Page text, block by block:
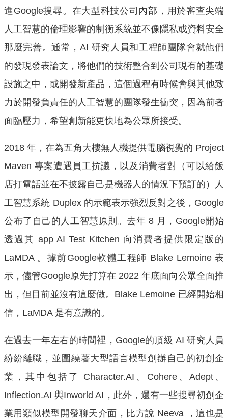
進Google搜尋。在大型科技公司內部，用於審查尖端
人工智慧的倫理影響的制衡系統並不像隱私或資料安全
那麼完善。通常，AI 研究人員和工程師團隊會就他們
的發現發表論文，將他們的技術整合到公司現有的基礎
設施之中，或開發新產品，這個過程有時候會與其他致
力於開發負責任的人工智慧的團隊發生衝突，因為前者
面臨壓力，希望創新能更快地為公眾所接受。
2018 年，在為五角大樓無人機提供電腦視覺的 Project
Maven 專案遭遇員工抗議，以及消費者對（可以給飯
店打電話並在不披露自己是機器人的情況下預訂的）人
工智慧系統 Duplex 的示範表示強烈反對之後，Google
公布了自己的人工智慧原則。去年 8 月，Google開始
透過其 app AI Test Kitchen 向消費者提供限定版的
LaMDA 。據前Google軟體工程師 Blake Lemoine 表
示，儘管Google原先打算在 2022 年底面向公眾全面推
出，但目前並沒有這麼做。Blake Lemoine 已經開始相
信，LaMDA 是有意識的。
在過去一年左右的時間裡，Google的頂級 AI 研究人員
紛紛離職，並圍繞著大型語言模型創辦自己的初創企
業，其中包括了 Character.AI、Cohere、Adept、
Inflection.AI 與Inworld AI，此外，還有一些搜尋初創企
業用類似模型開發聊天介面，比方說 Neeva ，這也是